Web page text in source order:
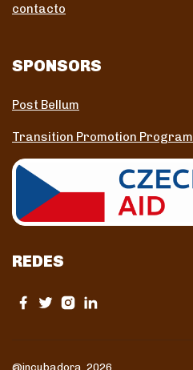
contacto
SPONSORS
Post Bellum
Transition Promotion Program
REDES
@incubadora 2026